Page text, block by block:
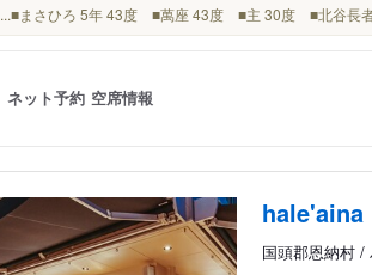
...■まさひろ 5年 43度 ■萬座 43度 ■主 30度 ■北谷長
ネット予約 空席情報
hale'aina
国頭郡恩納村 /